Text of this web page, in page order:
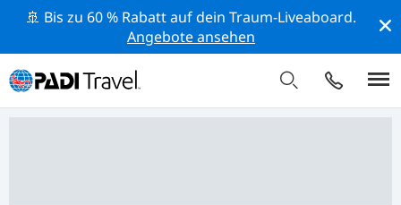
🚢 Bis zu 60 % Rabatt auf dein Traum-Liveaboard.
Angebote ansehen